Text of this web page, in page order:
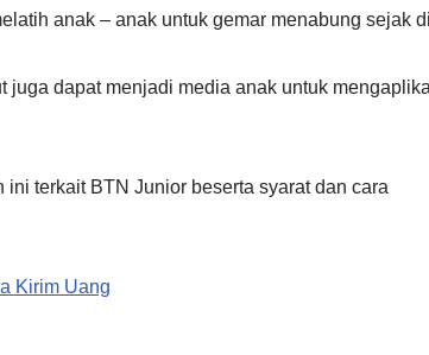
anak – anak untuk gemar menabung sejak
dapat menjadi media anak untuk
terkait BTN Junior beserta syarat dan cara
Kirim Uang